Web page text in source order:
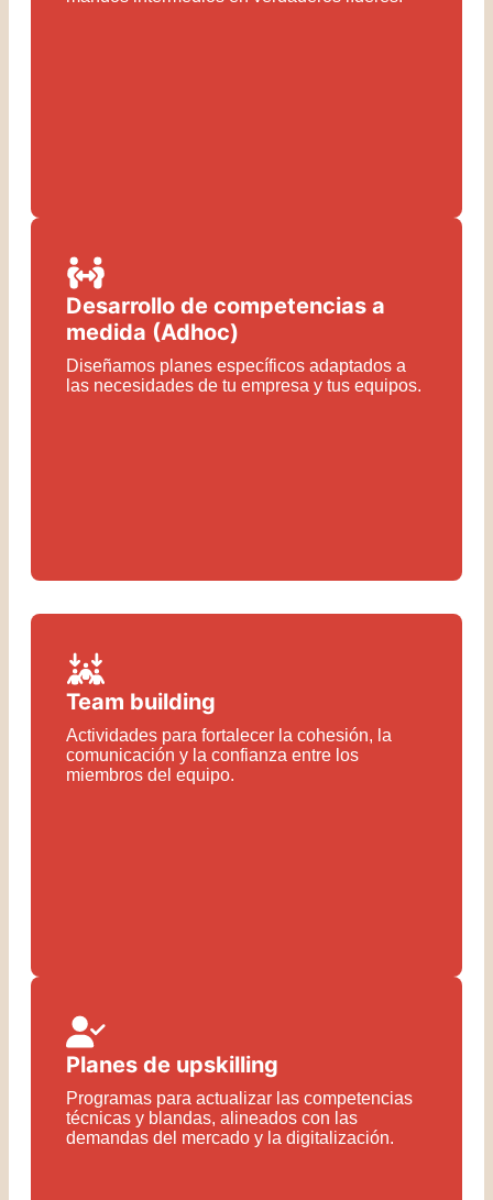
Desarrollo de competencias a
medida (Adhoc)
Diseñamos planes específicos adaptados a
las necesidades de tu empresa y tus equipos.
Team building
Actividades para fortalecer la cohesión, la
comunicación y la confianza entre los
miembros del equipo.
Planes de upskilling
Programas para actualizar las competencias
técnicas y blandas, alineados con las
demandas del mercado y la digitalización.